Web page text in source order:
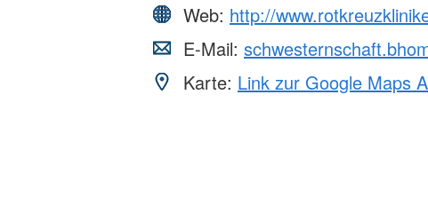
Web: http://
E-Mail:
Karte: Link zur Google Maps